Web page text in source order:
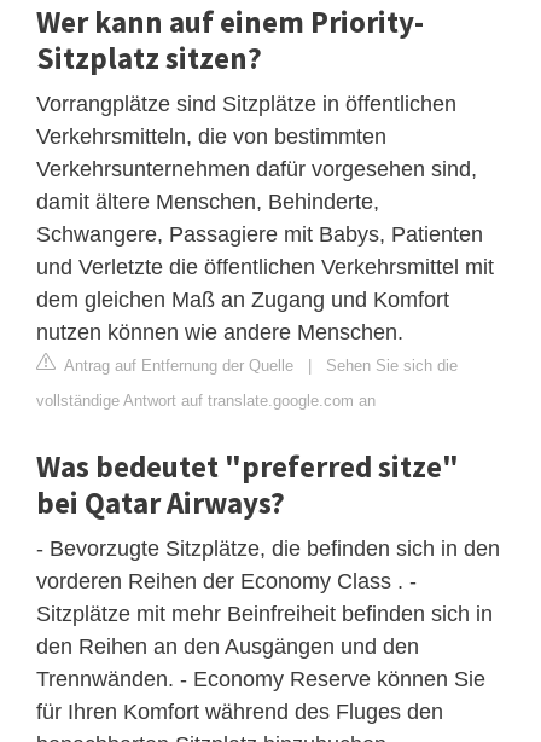
Wer kann auf einem Priority-
Sitzplatz sitzen?
Vorrangplätze sind Sitzplätze in öffentlichen
Verkehrsmitteln, die von bestimmten
Verkehrsunternehmen dafür vorgesehen sind,
damit ältere Menschen, Behinderte,
Schwangere, Passagiere mit Babys, Patienten
und Verletzte die öffentlichen Verkehrsmittel mit
dem gleichen Maß an Zugang und Komfort
nutzen können wie andere Menschen.
Antrag auf Entfernung der Quelle | Sehen Sie sich die
vollständige Antwort auf translate.google.com an
Was bedeutet "preferred sitze"
bei Qatar Airways?
- Bevorzugte Sitzplätze, die befinden sich in den
vorderen Reihen der Economy Class . -
Sitzplätze mit mehr Beinfreiheit befinden sich in
den Reihen an den Ausgängen und den
Trennwänden. - Economy Reserve können Sie
für Ihren Komfort während des Fluges den